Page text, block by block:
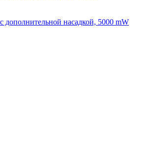
дополнительной насадкой, 5000 mW